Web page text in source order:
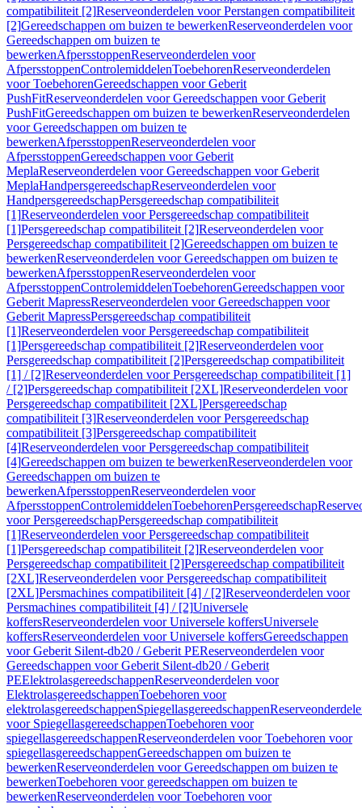
compatibiliteit [2]Reserveonderdelen voor Perstangen compatibiliteit
[2]Gereedschappen om buizen te bewerkenReserveonderdelen voor
Gereedschappen om buizen te
bewerkenAfpersstoppenReserveonderdelen voor
AfpersstoppenControlemiddelenToebehorenReserveonderdelen
voor ToebehorenGereedschappen voor Geberit
PushFitReserveonderdelen voor Gereedschappen voor Geberit
PushFitGereedschappen om buizen te bewerkenReserveonderdelen
voor Gereedschappen om buizen te
bewerkenAfpersstoppenReserveonderdelen voor
AfpersstoppenGereedschappen voor Geberit
MeplaReserveonderdelen voor Gereedschappen voor Geberit
MeplaHandpersgereedschapReserveonderdelen voor
HandpersgereedschapPersgereedschap compatibiliteit
[1]Reserveonderdelen voor Persgereedschap compatibiliteit
[1]Persgereedschap compatibiliteit [2]Reserveonderdelen voor
Persgereedschap compatibiliteit [2]Gereedschappen om buizen te
bewerkenReserveonderdelen voor Gereedschappen om buizen te
bewerkenAfpersstoppenReserveonderdelen voor
AfpersstoppenControlemiddelenToebehorenGereedschappen voor
Geberit MapressReserveonderdelen voor Gereedschappen voor
Geberit MapressPersgereedschap compatibiliteit
[1]Reserveonderdelen voor Persgereedschap compatibiliteit
[1]Persgereedschap compatibiliteit [2]Reserveonderdelen voor
Persgereedschap compatibiliteit [2]Persgereedschap compatibiliteit
[1] / [2]Reserveonderdelen voor Persgereedschap compatibiliteit [1]
/ [2]Persgereedschap compatibiliteit [2XL]Reserveonderdelen voor
Persgereedschap compatibiliteit [2XL]Persgereedschap
compatibiliteit [3]Reserveonderdelen voor Persgereedschap
compatibiliteit [3]Persgereedschap compatibiliteit
[4]Reserveonderdelen voor Persgereedschap compatibiliteit
[4]Gereedschappen om buizen te bewerkenReserveonderdelen voor
Gereedschappen om buizen te
bewerkenAfpersstoppenReserveonderdelen voor
AfpersstoppenControlemiddelenToebehorenPersgereedschap
voor PersgereedschapPersgereedschap compatibiliteit
[1]Reserveonderdelen voor Persgereedschap compatibiliteit
[1]Persgereedschap compatibiliteit [2]Reserveonderdelen voor
Persgereedschap compatibiliteit [2]Persgereedschap compatibiliteit
[2XL]Reserveonderdelen voor Persgereedschap compatibiliteit
[2XL]Persmachines compatibiliteit [4] / [2]Reserveonderdelen voor
Persmachines compatibiliteit [4] / [2]Universele
koffersReserveonderdelen voor Universele koffersUniversele
koffersReserveonderdelen voor Universele koffersGereedschappen
voor Geberit Silent-db20 / Geberit PEReserveonderdelen voor
Gereedschappen voor Geberit Silent-db20 / Geberit
PEElektrolasgereedschappenReserveonderdelen voor
ElektrolasgereedschappenToebehoren voor
elektrolasgereedschappenSpiegellasgereedschappen
voor SpiegellasgereedschappenToebehoren voor
spiegellasgereedschappenReserveonderdelen voor Toebehoren voor
spiegellasgereedschappenGereedschappen om buizen te
bewerkenReserveonderdelen voor Gereedschappen om buizen te
bewerkenToebehoren voor gereedschappen om buizen te
bewerkenReserveonderdelen voor Toebehoren voor